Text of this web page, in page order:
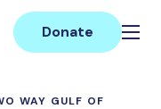
Donate
WAY GULF OF